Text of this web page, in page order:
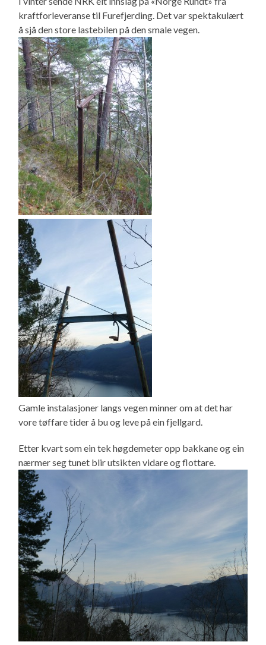
kraftforleveranse til Furefjerding. Det var spektakulært
å sjå den store lastebilen på den smale vegen.
Gamle instalasjoner langs vegen minner om at det har
vore tøffare tider å bu og leve på ein fjellgard.
Etter kvart som ein tek høgdemeter opp bakkane og ein
nærmer seg tunet blir utsikten vidare og flottare.